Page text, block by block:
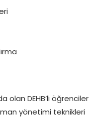
olan DEHB’li öğrenciler
yönetimi teknikleri